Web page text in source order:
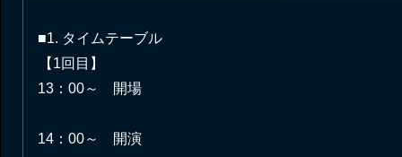
■1. タイムテーブル
【1回目】
13：00～ 開場
14：00～ 開演